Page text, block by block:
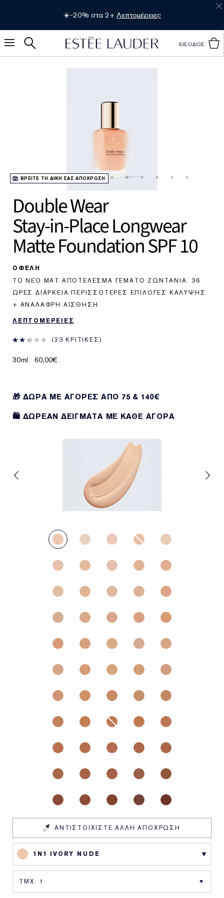
Λεπτομέρειες
ΕΙΣΟΔΟΣ
ΒΡΕΙΤΕ ΤΗ ΔΙΚΗ ΣΑΣ ΑΠΟΧΡΩΣΗ
Double Wear
Stay-in-Place Longwear
Matte Foundation SPF 10
ΟΦΕΛΗ
ΤΟ ΝΈΟ ΜΑΤ ΑΠΟΤΈΛΕΣΜΑ ΓΕΜΆΤΟ ΖΩΝΤΆΝΙΑ. 36
ΏΡΕΣ ΔΙΆΡΚΕΙΑ.ΠΕΡΙΣΣΌΤΕΡΕΣ ΕΠΙΛΟΓΈΣ ΚΆΛΥΨΗΣ
+ ΑΝΆΛΑΦΡΗ ΑΊΣΘΗΣΗ.
ΛΕΠΤΟΜΕΡΕΙΕΣ
23 ΚΡΙΤΙΚΈΣ
30ml 60,00€
🎁 ΔΩΡΑ ΜΕ ΑΓΟΡΕΣ ΑΠΌ 75 & 140€
🛍️ ΔΩΡΕΑΝ ΔΕΙΓΜΑΤΑ ΜΕ ΚΑΘΕ ΑΓΟΡΑ
ΑΝΤΙΣΤΟΙΧΙΣΤΕ ΑΛΛΗ ΑΠΟΧΡΩΣΗ
1N1 IVORY NUDE